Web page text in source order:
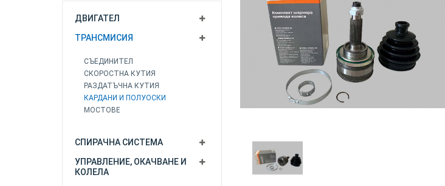
ДВИГАТЕЛ
ТРАНСМИСИЯ
СЪЕДИНИТЕЛ
СКОРОСТНА КУТИЯ
РАЗДАТЪЧНА КУТИЯ
КАРДАНИ И ПОЛУОСКИ
МОСТОВЕ
СПИРАЧНА СИСТЕМА
УПРАВЛЕНИЕ, ОКАЧВАНЕ И
КОЛЕЛА